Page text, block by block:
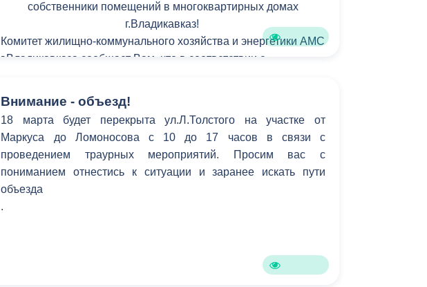
собственники помещений в многоквартирных домах
г.Владикавказ!
Комитет жилищно-коммунального хозяйства и энергетики АМС
г.Владикавказа сообщает Вам, что в соответствии с
коммунального хозяйства» (далее-Закон о ГИС ЖКХ), от
21.07.2014 № 263-ФЗ «О внесении изменений в отдельные
законодательные акты Российской Федерации в связи с
принятием Федерального закона «О государственной
информационной системе жилищно-коммунального
хозяйства» в настоящее время проводится работа по
созданию и опытной эксплуатации государственной
Внимание - объезд!
18 марта будет перекрыта ул.Л.Толстого на участке от
Маркуса до Ломоносова с 10 до 17 часов в связи с
проведением траурных мероприятий. Просим вас с
пониманием отнестись к ситуации и заранее искать пути
объезда
.